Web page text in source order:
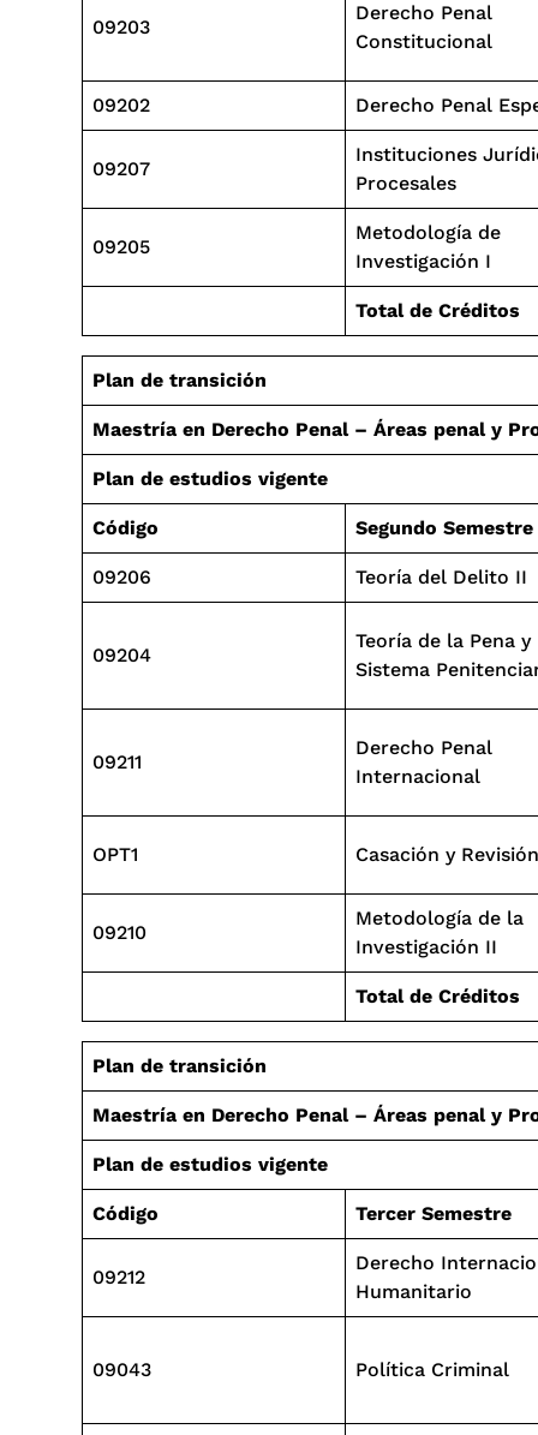
09203
Derecho Penal
Constitucional
09202 Derecho Penal
09207
Instituciones
Procesales
09205
Metodología de
Investigación I
Total de Créditos
Plan de transición
Maestría en Derecho Penal – Áreas penal y
Plan de estudios vigente
Código Segundo Semestre
09206 Teoría del Delito II
09204
Teoría de la Pena y
Sistema
09211
Derecho Penal
Internacional
OPT1 Casación y
09210
Metodología de la
Investigación II
Total de Créditos
Plan de transición
Maestría en Derecho Penal – Áreas penal y
Plan de estudios vigente
Código Tercer Semestre
09212
Derecho
Humanitario
09043 Política Criminal